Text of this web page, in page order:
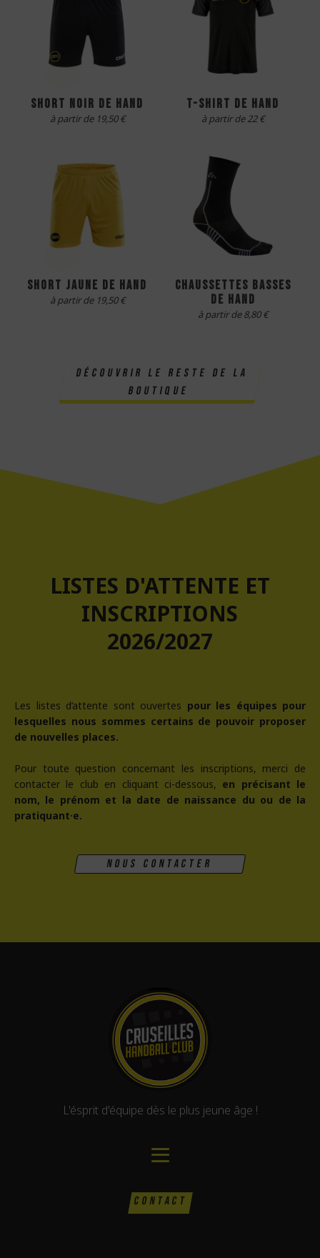
short noir de hand
à partir de 19,50 €
t-shirt de hand
à partir de 22 €
short jaune de hand
à partir de 19,50 €
chaussettes basses
de hand
à partir de 8,80 €
découvrir le reste de la
boutique
LISTES D'ATTENTE ET
INSCRIPTIONS
2026/2027
Les listes d’attente sont ouvertes pour les équipes pour
lesquelles nous sommes certains de pouvoir proposer
de nouvelles places.
Pour toute question concernant les inscriptions, merci de
contacter le club en cliquant ci-dessous, en précisant le
nom, le prénom et la date de naissance du ou de la
pratiquant·e.
Nous contacter
L'ésprit d'équipe dès le plus jeune âge !
CONTACT